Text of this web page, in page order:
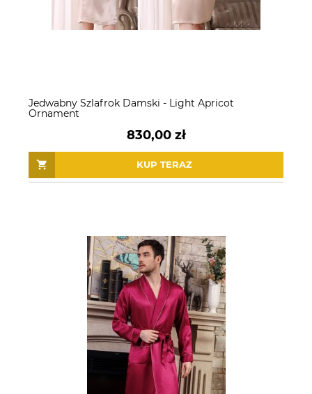
Jedwabny Szlafrok Damski - Light Apricot
Ornament
830,00 zł
KUP TERAZ